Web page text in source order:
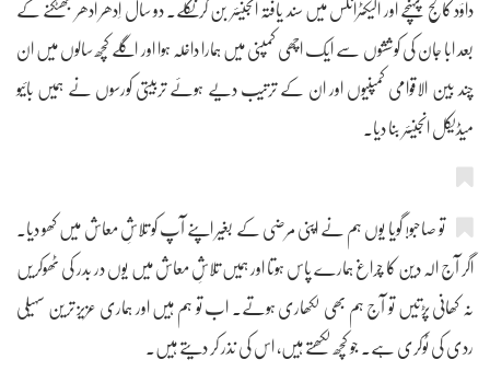
داؤد کالج پہنچے اور الیکٹرانکس میں سند یافتہ انجینئر بن کر نکلے۔ دو سال اِدھر اُدھر بھٹکنے کے
بعد ابا جان کی کوششوں سے ایک اچھی کمپنی میں ہمارا داخلہ ہوا اور اگلے کچھ سالوں میں ان
چند بین الاقوامی کمپنیوں اور ان کے ترتیب دیے ہوئے تربیتی کورسوں نے ہمیں بائیو
میڈیکل انجینئر بنا دیا۔
تو صاحبو! گویا یوں ہم نے اپنی مرضی کے بغیر اپنے آپ کو تلاشِ معاش میں کھو دیا۔
اگر آج الہ دین کا چراغ ہمارے پاس ہوتا اور ہمیں تلاشِ معاش میں یوں در بدر کی ٹھوکریں
نہ کھانی پڑتیں تو آج ہم بھی لکھاری ہوتے۔ اب تو ہم ہیں اور ہماری عزیز ترین سہیلی
ردی کی ٹوکری ہے۔ جو کچھ لکھتے ہیں، اس کی نذر کر دیتے ہیں۔